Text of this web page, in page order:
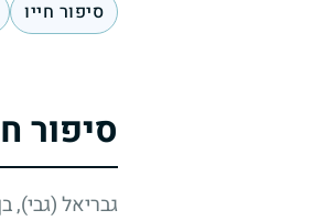
סיפור חייו
סיפור
גבריאל (גבי),